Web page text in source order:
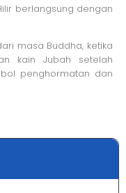
berlangsung dengan
masa Buddha, ketika
kain Jubah setelah
penghormatan dan